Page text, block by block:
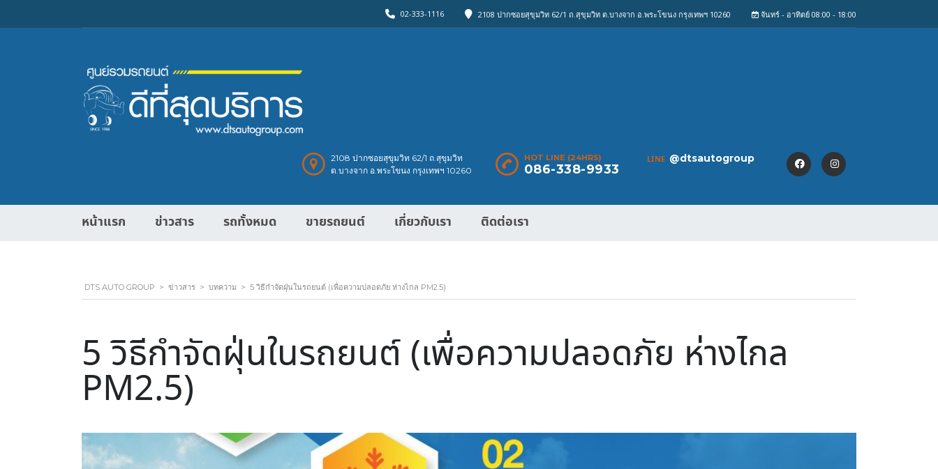
จันทร์ - อาทิตย์ 08:00 - 18:00
2108 ปากซอยสุขุมวิท 62/1 ถ.สุขุมวิท ต.บางจาก อ.พระโขนง กรุงเทพฯ 10260
02-333-1116
LINE @dtsautogroup
HOT LINE (24HRS)
086-338-9933
2108 ปากซอยสุขุมวิท 62/1 ถ.สุขุมวิท
ต.บางจาก อ.พระโขนง กรุงเทพฯ 10260
หน้าแรก ข่าวสาร รถทั้งหมด ขายรถยนต์ เกี่ยวกับเรา ติดต่อเรา
DTS AUTO GROUP > ข่าวสาร > บทความ > 5 วิธีกำจัดฝุ่นในรถยนต์ (เพื่อความปลอดภัย ห่างไกล PM2.5)
5 วิธีกำจัดฝุ่นในรถยนต์ (เพื่อความปลอดภัย ห่างไกล
PM2.5)